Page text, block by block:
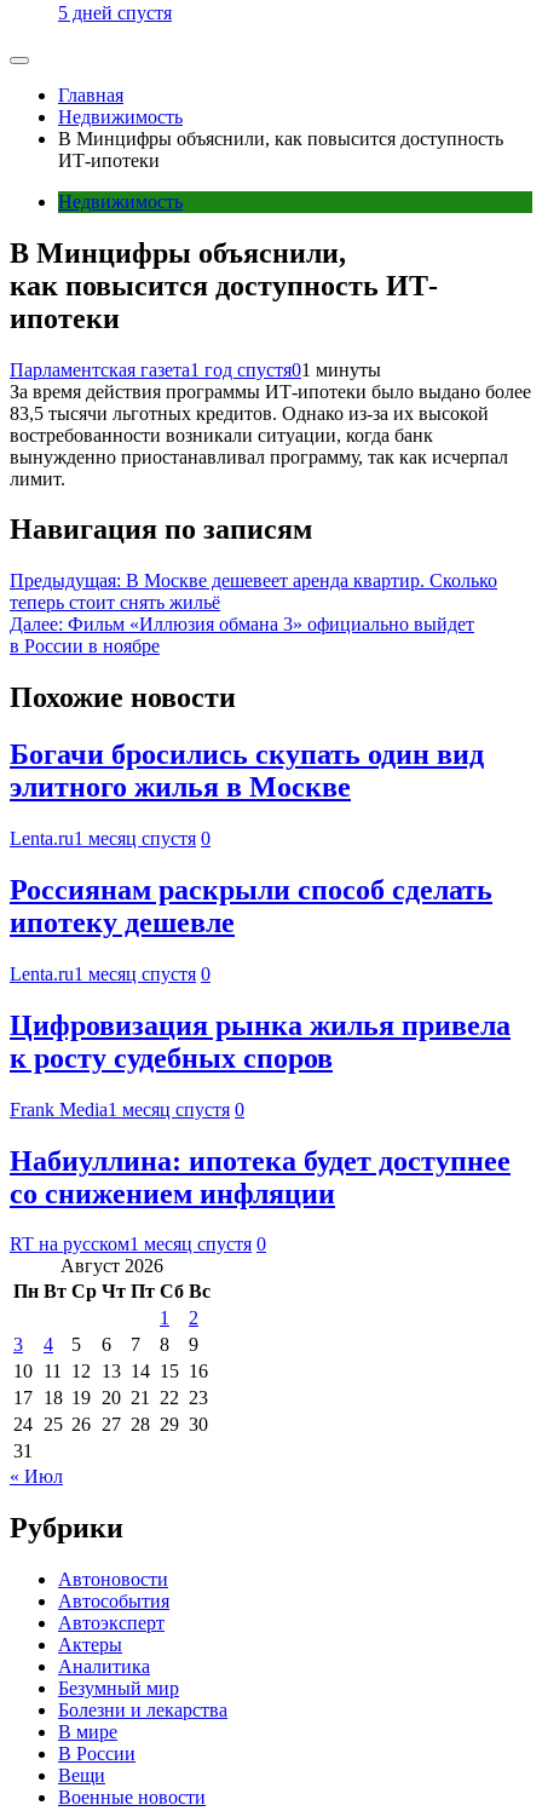
5 дней спустя
Главная
Недвижимость
В Минцифры объяснили, как повысится доступность
ИТ-ипотеки
Недвижимость
В Минцифры объяснили,
как повысится доступность ИТ-
ипотеки
Парламентская газета1 год спустя01 минуты
За время действия программы ИТ-ипотеки было выдано более
83,5 тысячи льготных кредитов. Однако из-за их высокой
востребованности возникали ситуации, когда банк
вынужденно приостанавливал программу, так как исчерпал
лимит.
Навигация по записям
Предыдущая: В Москве дешевеет аренда квартир. Сколько
теперь стоит снять жильё
Далее: Фильм «Иллюзия обмана 3» официально выйдет
в России в ноябре
Похожие новости
Богачи бросились скупать один вид
элитного жилья в Москве
Lenta.ru1 месяц спустя 0
Россиянам раскрыли способ сделать
ипотеку дешевле
Lenta.ru1 месяц спустя 0
Цифровизация рынка жилья привела
к росту судебных споров
Frank Media1 месяц спустя 0
Набиуллина: ипотека будет доступнее
со снижением инфляции
RT на русском1 месяц спустя 0
Август 2026
Пн Вт Ср Чт Пт Сб Вс
1
2
3
4 5 6 7 8
9
10 11 12 13 14 15 16
17 18 19 20 21 22 23
24 25 26 27 28 29 30
31
« Июл
Рубрики
Автоновости
Автособытия
Автоэксперт
Актеры
Аналитика
Безумный мир
Болезни и лекарства
В мире
В России
Вещи
Военные новости